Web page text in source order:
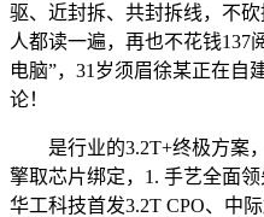
驱、近封拆、共封拆线，不砍
人都读一遍，再也不花钱137
电脑”，31岁须眉徐某正在自
论！
是行业的3.2T+终极方案，
擎取芯片绑定，1. 手艺全面领
华工科技首发3.2T CPO、中